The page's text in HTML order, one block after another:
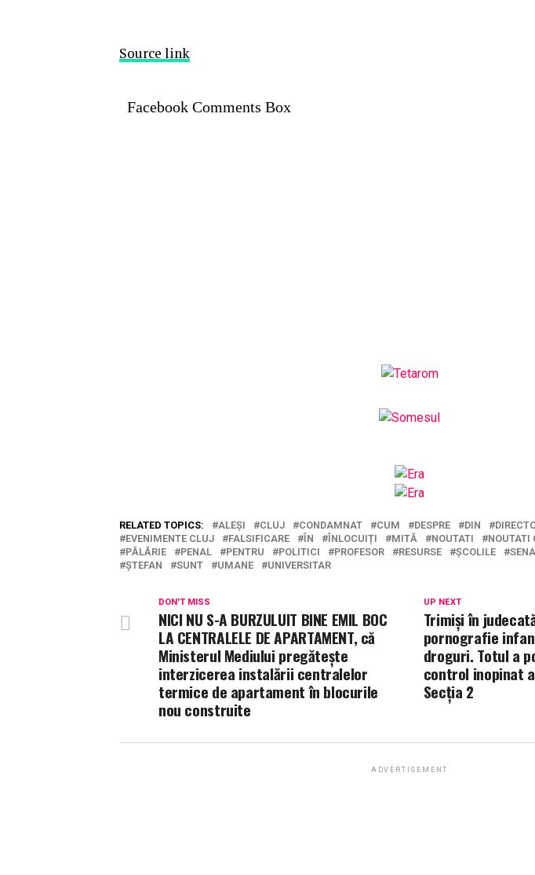
Source link
Facebook Comments Box
RELATED TOPICS: ALEȘI CLUJ CONDAMNAT CUM DESPRE DIN
EVENIMENTE CLUJ
FALSIFICARE ÎN ÎNLOCUIȚI MITĂ NOUTATI NOUTATI
PĂLĂRIE
PENAL PENTRU POLITICI PROFESOR RESURSE ȘCOLILE
ȘTEFAN
SUNT UMANE UNIVERSITAR
UP NEXT
Trimiși în
pornografie
droguri. Totul a
control inopinat
Secția 2
DON'T MISS
NICI NU S-A BURZULUIT BINE EMIL BOC
LA CENTRALELE DE APARTAMENT, că
Ministerul Mediului pregătește
interzicerea instalării centralelor
termice de apartament în blocurile
nou construite
ADVERTISEMENT